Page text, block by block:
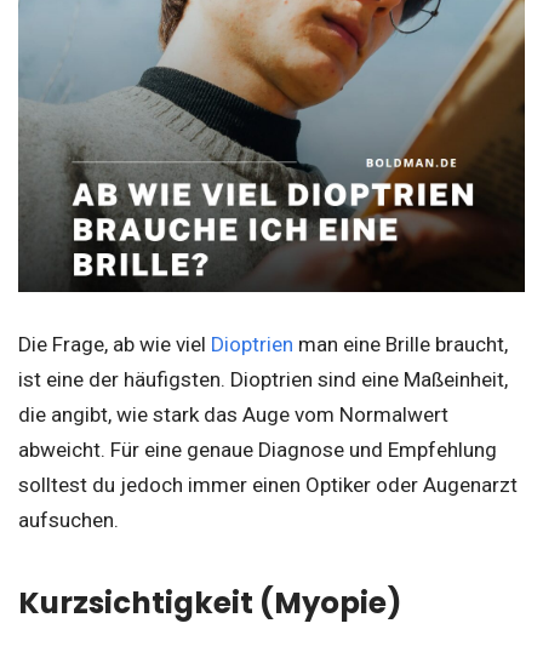
Die Frage, ab wie viel Dioptrien man eine Brille braucht,
ist eine der häufigsten. Dioptrien sind eine Maßeinheit,
die angibt, wie stark das Auge vom Normalwert
abweicht. Für eine genaue Diagnose und Empfehlung
solltest du jedoch immer einen Optiker oder Augenarzt
aufsuchen.
Kurzsichtigkeit (Myopie)